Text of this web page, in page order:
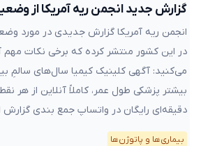
گزارش جدید انجمن ریه آمریکا از
انجمن ریه آمریکا گزارش جدیدی در مورد
در این کشور منتشر کرده که برخی نکات مهم
می‌کنید: آگهی کلینیک کیمیا سال‌های سالمِ
دقیقه‌ای رایگان در واتساپ جمع بندی گزارش
بیماری‌ها و پاتوژن‌ها